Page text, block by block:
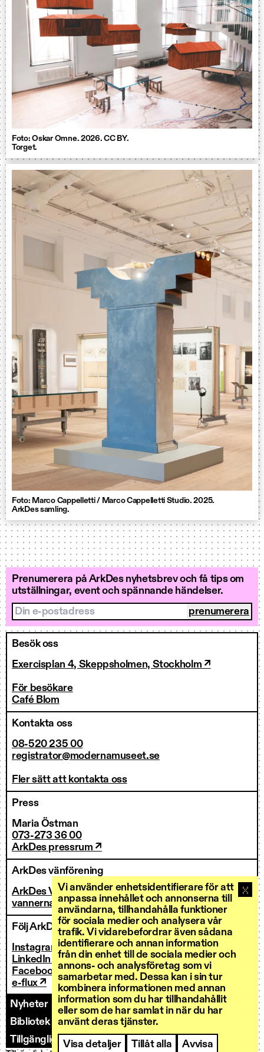
Vi använder enhetsidentifierare för att
anpassa innehållet och annonserna till
användarna, tillhandahålla funktioner
för sociala medier och analysera vår
trafik. Vi vidarebefordrar även sådana
identifierare och annan information
från din enhet till de sociala medier och
annons- och analysföretag som vi
samarbetar med. Dessa kan i sin tur
kombinera informationen med annan
information som du har tillhandahållit
eller som de har samlat in när du har
använt deras tjänster.
Visa detaljer Tillåt alla Avvisa
Foto: Oskar Omne. 2026. CC BY.
Torget.
Foto: Marco Cappelletti / Marco Cappelletti Studio. 2025.
ArkDes samling.
Prenumerera på ArkDes nyhetsbrev och få tips om
utställningar, event och spännande händelser.
Din e-postadress
Besök oss
Exercisplan 4, Skeppsholmen, Stockholm ↗
För besökare
Café Blom
Kontakta oss
08-520 235 00
registrator@modernamuseet.se
Fler sätt att kontakta oss
Press
Maria Östman
073-273 36 00
ArkDes pressrum ↗
ArkDes vänförening
ArkDes Vänner
vannerna@arkdes.se
Följ ArkDes
Instagram ↗
LinkedIn ↗
Facebook ↗
e-flux ↗
Nyheter
Kontakt Personal
Fakturering
Bibliotek och forskarservice
Utlysningar
Tillgänglighet